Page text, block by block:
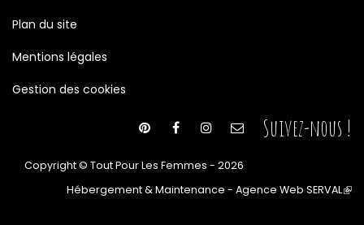
Plan du site
Mentions légales
Gestion des cookies
Suivez-nous !
Copyright © Tout Pour Les Femmes - 2026
Hébergement & Maintenance - Agence Web SERVAL(le